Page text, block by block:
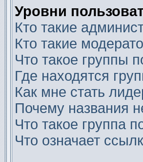
Уровни
Кто такие
Кто такие
Что такое группы
Где находятся
Как мне стать
Почему названия
Что такое группа
Что означает